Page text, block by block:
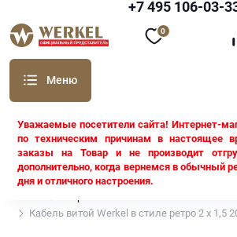
+7 495 106-03-
Уважаемые посетители сайта! Интернет-
по техническим причинам в настоящее
заказы на Товар и не производит
дополнительно, когда вернемся в обычный
дня и отличного настроения.
0
Кабель витой Werkel в стиле ретро 2 х 1,5